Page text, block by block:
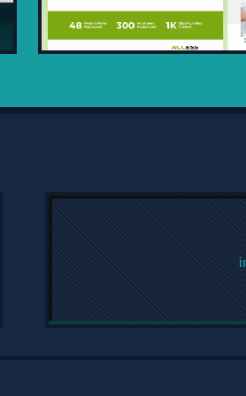
غير الحكومية لإدارة
متابعة التفاعل،